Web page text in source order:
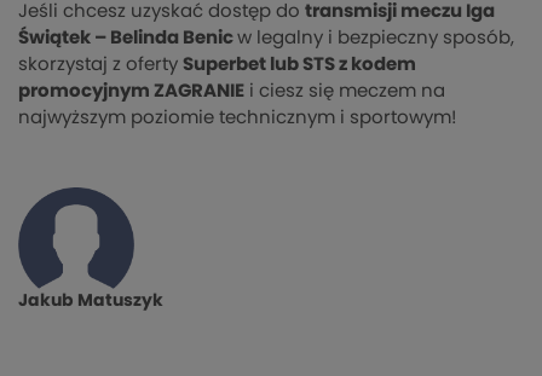
Jeśli chcesz uzyskać dostęp do transmisji meczu Iga
Świątek – Belinda Benic w legalny i bezpieczny sposób,
skorzystaj z oferty Superbet lub STS z kodem
promocyjnym ZAGRANIE i ciesz się meczem na
najwyższym poziomie technicznym i sportowym!
Jakub Matuszyk